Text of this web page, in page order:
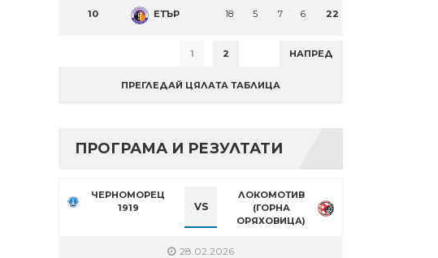
10 ЕТЪР 18 5 7 6 22
1 2 НАПРЕД
ПРЕГЛЕДАЙ ЦЯЛАТА ТАБЛИЦА
ПРОГРАМА И РЕЗУЛТАТИ
ЧЕРНОМОРЕЦ
1919
VS
ЛОКОМОТИВ
(ГОРНА
ОРЯХОВИЦА)
28.02.2026